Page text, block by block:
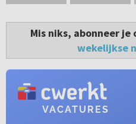
Mis niks, abonneer je
wekelijkse